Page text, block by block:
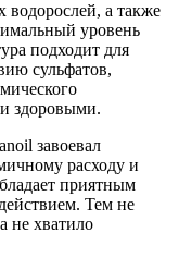
водорослей, а также
уровень
подходит для
сульфатов,
здоровыми.
завоевал
расходу и
приятным
Тем не
не хватило